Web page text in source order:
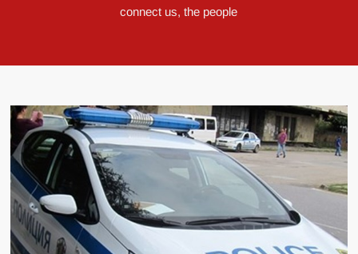
connect us, the people